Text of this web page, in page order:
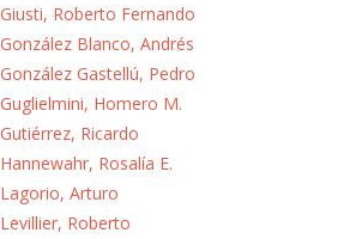
Giusti, Roberto Fernando
González Blanco, Andrés
González Gastellú, Pedro
Guglielmini, Homero M.
Gutiérrez, Ricardo
Hannewahr, Rosalía E.
Lagorio, Arturo
Levillier, Roberto